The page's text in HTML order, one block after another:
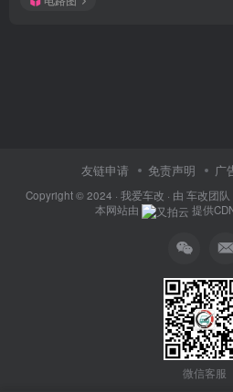
友链申请 免责声明 广
Copyright © 2024 · 我爱车改 · 由 车改团队
本网站由
提供
微信客服